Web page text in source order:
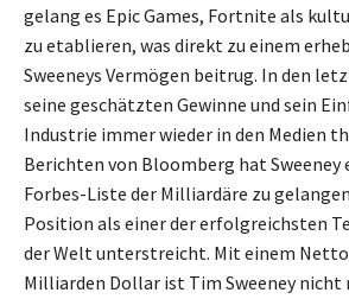
gelang es Epic Games, Fortnite als
zu etablieren, was direkt zu einem
Sweeneys Vermögen beitrug. In den
seine geschätzten Gewinne und sein
Industrie immer wieder in den Medien
Berichten von Bloomberg hat Sweeney
Forbes-Liste der Milliardäre zu
Position als einer der erfolgreichsten
der Welt unterstreicht. Mit einem
Milliarden Dollar ist Tim Sweeney nicht